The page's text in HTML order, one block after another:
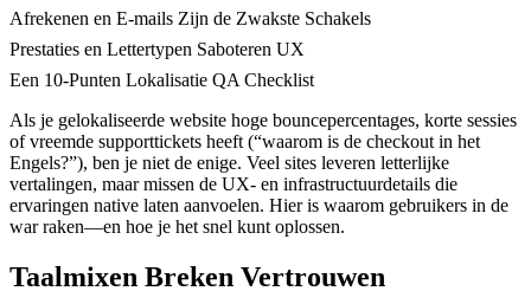
Afrekenen en E-mails Zijn de Zwakste Schakels
Prestaties en Lettertypen Saboteren UX
Een 10-Punten Lokalisatie QA Checklist
Als je gelokaliseerde website hoge bouncepercentages, korte sessies
of vreemde supporttickets heeft (“waarom is de checkout in het
Engels?”), ben je niet de enige. Veel sites leveren letterlijke
vertalingen, maar missen de UX- en infrastructuurdetails die
ervaringen native laten aanvoelen. Hier is waarom gebruikers in de
war raken—en hoe je het snel kunt oplossen.
Taalmixen Breken Vertrouwen